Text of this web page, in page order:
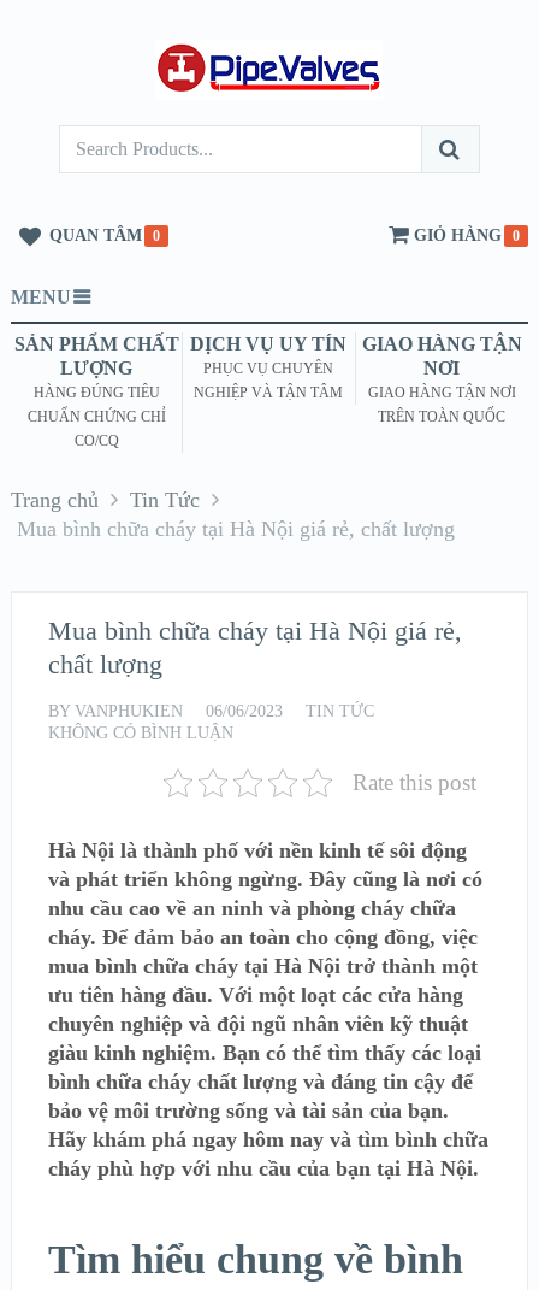
QUAN TÂM 0 GIỎ HÀNG 0
MENU
SẢN PHẨM CHẤT
LƯỢNG
HÀNG ĐÚNG TIÊU
CHUẨN CHỨNG CHỈ
CO/CQ
DỊCH VỤ UY TÍN
PHỤC VỤ CHUYÊN
NGHIỆP VÀ TẬN TÂM
GIAO HÀNG TẬN
NƠI
GIAO HÀNG TẬN NƠI
TRÊN TOÀN QUỐC
Trang chủ
Tin Tức
Mua bình chữa cháy tại Hà Nội giá rẻ, chất lượng
Mua bình chữa cháy tại Hà Nội giá rẻ,
chất lượng
BY VANPHUKIEN 06/06/2023
TIN TỨC
KHÔNG CÓ BÌNH LUẬN
Rate this post
Hà Nội là thành phố với nền kinh tế sôi động
và phát triển không ngừng. Đây cũng là nơi có
nhu cầu cao về an ninh và phòng cháy chữa
cháy. Để đảm bảo an toàn cho cộng đồng, việc
mua bình chữa cháy tại Hà Nội trở thành một
ưu tiên hàng đầu. Với một loạt các cửa hàng
chuyên nghiệp và đội ngũ nhân viên kỹ thuật
giàu kinh nghiệm. Bạn có thể tìm thấy các loại
bình chữa cháy chất lượng và đáng tin cậy để
bảo vệ môi trường sống và tài sản của bạn.
Hãy khám phá ngay hôm nay và tìm bình chữa
cháy phù hợp với nhu cầu của bạn tại Hà Nội.
Tìm hiểu chung về bình